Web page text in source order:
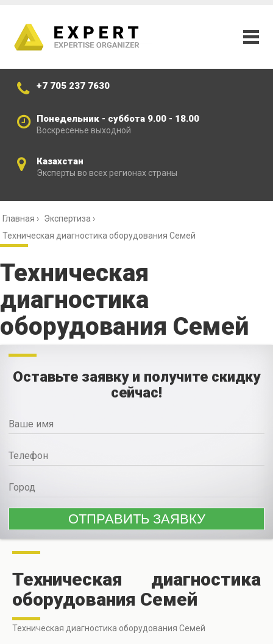
+7 705 237 7630
Понедельник - суббота 9.00 - 18.00
Воскресенье выходной
Казахстан
Эксперты во всех регионах страны
Главная › Экспертиза ›
Техническая диагностика оборудования Семей
Техническая
диагностика
оборудования Семей
Оставьте заявку и получите скидку
сейчас!
Техническая диагностика
оборудования Семей
Техническая диагностика оборудования Семей